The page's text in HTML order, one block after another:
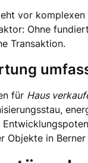
vor
Ohne
Transaktion.
für Haus
Objekte in